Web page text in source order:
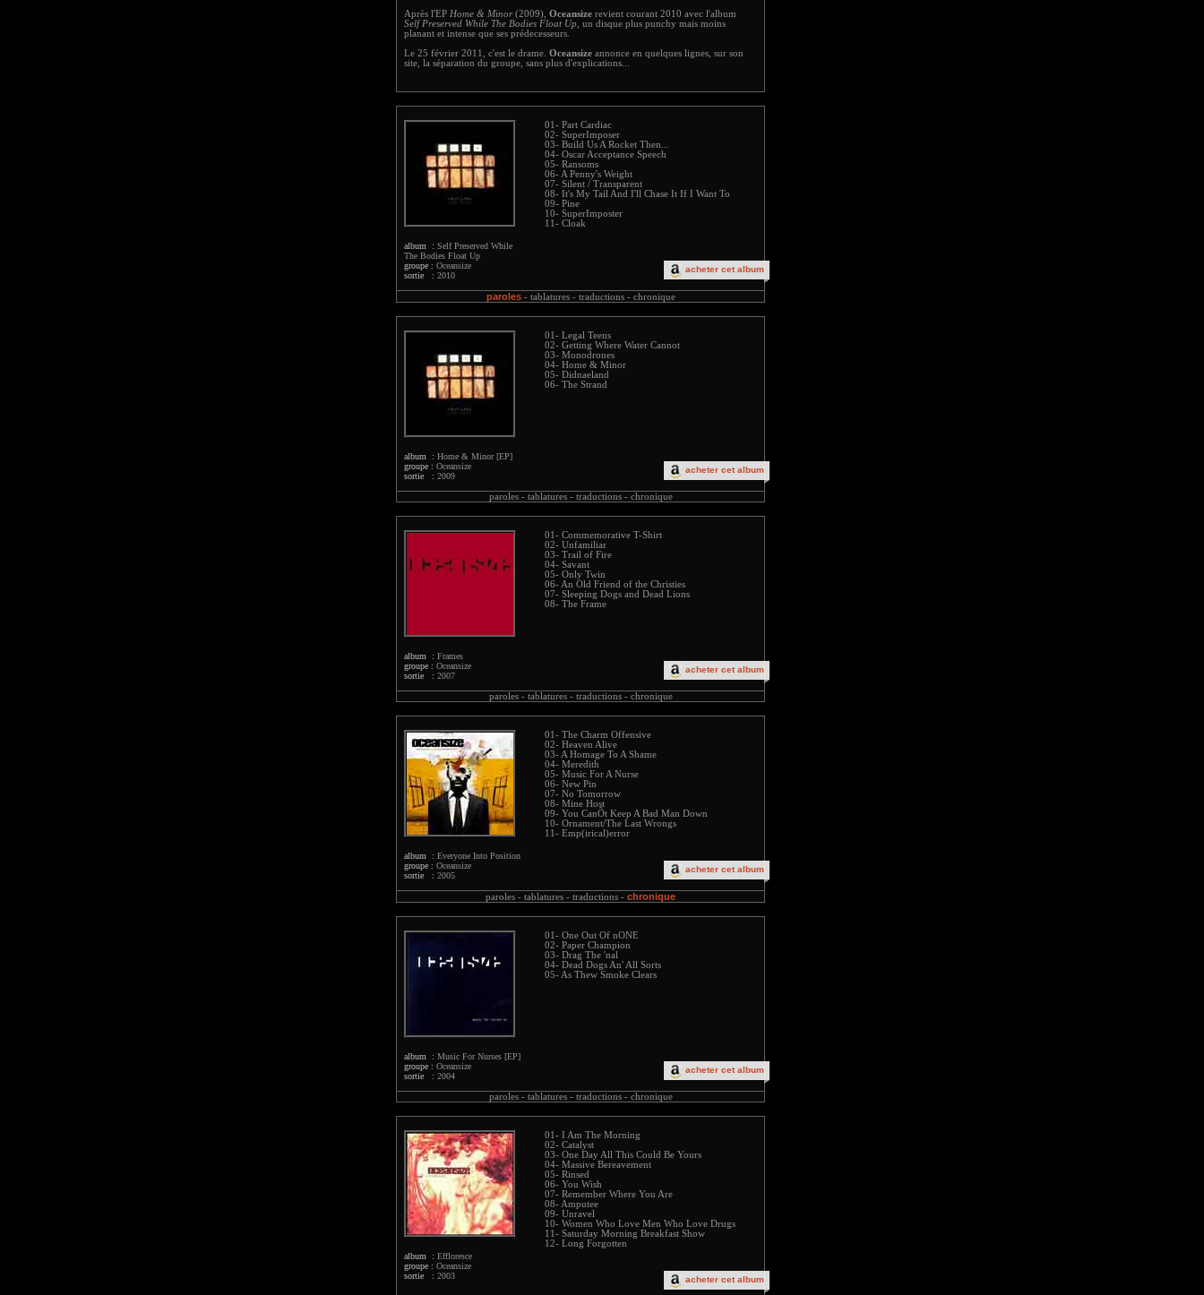
Après l'EP Home & Minor(2009), Oceansize revient courant 2010 avec l'album
Self Preserved While The Bodies Float Up , un disque plus punchy mais moins
planant et intense que ses prédecesseurs.
Le 25 février 2011, c'est le drame. Oceansize annonce en quelques lignes, sur son
site, la séparation du groupe, sans plus d'explications...
acheter cet album
album : Self Preserved While
The Bodies Float Up
groupe : Oceansize
sortie : 2010
01- Part Cardiac
02- SuperImposer
03- Build Us A Rocket Then...
04- Oscar Acceptance Speech
05- Ransoms
06- A Penny's Weight
07- Silent / Transparent
08- It's My Tail And I'll Chase It If I Want To
09- Pine
10- SuperImposter
11- Cloak
paroles- tablatures - traductions - chronique
acheter cet album
album : Home & Minor [EP]
groupe : Oceansize
sortie : 2009
01- Legal Teens
02- Getting Where Water Cannot
03- Monodrones
04- Home & Minor
05- Didnaeland
06- The Strand
paroles - tablatures - traductions - chronique
acheter cet album
album : Frames
groupe : Oceansize
sortie : 2007
01- Commemorative T-Shirt
02- Unfamiliar
03- Trail of Fire
04- Savant
05- Only Twin
06- An Old Friend of the Christies
07- Sleeping Dogs and Dead Lions
08- The Frame
paroles - tablatures - traductions - chronique
acheter cet album
album : Everyone Into Position
groupe : Oceansize
sortie : 2005
01- The Charm Offensive
02- Heaven Alive
03- A Homage To A Shame
04- Meredith
05- Music For A Nurse
06- New Pin
07- No Tomorrow
08- Mine Host
09- You CanÕt Keep A Bad Man Down
10- Ornament/The Last Wrongs
11- Emp(irical)error
paroles - tablatures - traductions - chronique
acheter cet album
album : Music For Nurses [EP]
groupe : Oceansize
sortie : 2004
01- One Out Of nONE
02- Paper Champion
03- Drag The 'nal
04- Dead Dogs An' All Sorts
05- As Thew Smoke Clears
paroles - tablatures - traductions - chronique
acheter cet album
album : Effloresce
groupe : Oceansize
sortie : 2003
01- I Am The Morning
02- Catalyst
03- One Day All This Could Be Yours
04- Massive Bereavement
05- Rinsed
06- You Wish
07- Remember Where You Are
08- Amputee
09- Unravel
10- Women Who Love Men Who Love Drugs
11- Saturday Morning Breakfast Show
12- Long Forgotten